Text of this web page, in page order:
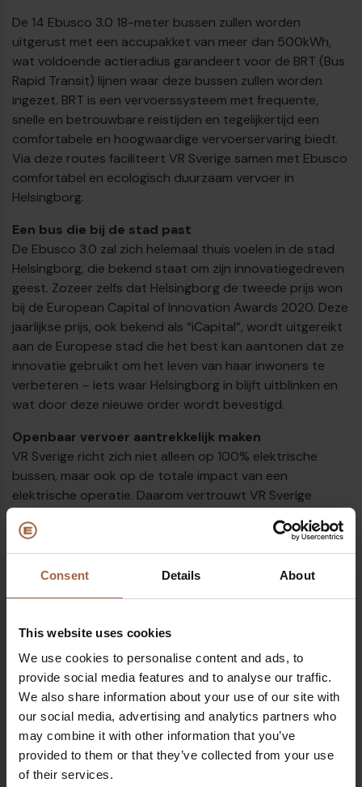
Consent Details About
This website uses cookies
We use cookies to personalise content and ads, to
provide social media features and to analyse our traffic.
We also share information about your use of our site with
our social media, advertising and analytics partners who
may combine it with other information that you’ve
provided to them or that they’ve collected from your use
of their services.
De 14 Ebusco 3.0 18-meter bussen zullen worden
uitgerust met een accupakket van meer dan 500kWh,
wat voldoende actieradius garandeert voor de BRT (Bus
Rapid Transit) lijnen waar deze bussen zullen worden
ingezet. BRT is een vervoerssysteem met frequente,
snelle en betrouwbare reistijden en tegelijkertijd een
comfortabele en hoogwaardige vervoerservaring biedt.
Via deze routes faciliteert VR Sverige samen met Ebusco
comfortabel en ecologisch duurzaam vervoer in
Helsingborg.
Een bus die bij de stad past
De Ebusco 3.0 zal zich helemaal thuis voelen in de stad
Helsingborg, die bekend staat om zijn innovatiegedreven
geest. Zozeer zelfs dat Helsingborg de tweede prijs won
bij de European Capital of Innovation Awards 2020. Deze
jaarlijkse prijs, ook bekend als “iCapital”, wordt uitgereikt
aan de Europese stad die het best kan aantonen dat ze
innovatie gebruikt om het leven van haar inwoners te
verbeteren – iets waar Helsingborg in blijft uitblinken en
wat door deze nieuwe order wordt bevestigd.
Openbaar vervoer aantrekkelijk maken
VR Sverige richt zich niet alleen op 100% elektrische
bussen, maar ook op de totale impact van een
elektrische operatie. Daarom vertrouwt VR Sverige
impact op het milieu te minimaliseren. De Ebusco 3.0 sluit
naadloos aan bij deze filosofie. Dankzij zijn lichtgewicht
ontwerp heeft de Ebusco 3.0 onlangs zijn revolutionaire
nodig zijn om een operatie uit te voeren.
Anders Frykman, Directeur van de Bus Divisie bij VR
Zweden, licht toe: “We zijn trots en blij te kunnen
aankondigen dat Ebusco de nieuwe leverancier van
elektrische bussen aan Helsingborg wordt. Ze zijn, net als
VR Zweden, gedreven door innovatie en we zijn ervan
overtuigd dat de Ebusco 3.0 een busmodel is dat zowel
het comfort als kwaliteit van reizen zal verhogen.